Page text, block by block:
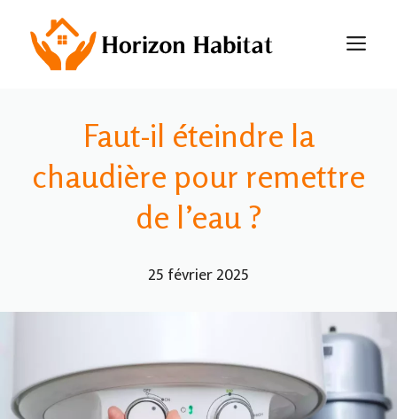
contenu
Faut-il éteindre la
chaudière pour remettre
de l’eau ?
25 février 2025